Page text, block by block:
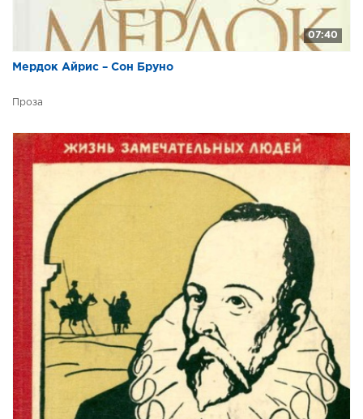
07:40
Мердок Айрис – Сон Бруно
Проза